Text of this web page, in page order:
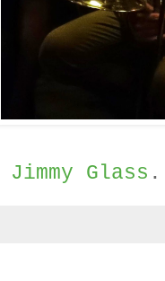
Jimmy Glass .